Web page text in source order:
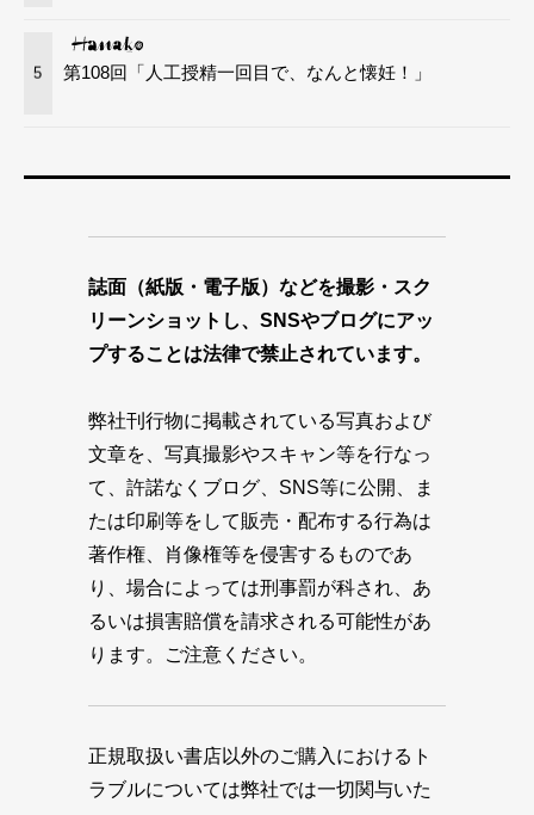
5 第108回「人工授精一回目で、なんと懐妊！」
誌面（紙版・電子版）などを撮影・スク
リーンショットし、SNSやブログにアッ
プすることは法律で禁止されています。
弊社刊行物に掲載されている写真および
文章を、写真撮影やスキャン等を行なっ
て、許諾なくブログ、SNS等に公開、ま
たは印刷等をして販売・配布する行為は
著作権、肖像権等を侵害するものであ
り、場合によっては刑事罰が科され、あ
るいは損害賠償を請求される可能性があ
ります。ご注意ください。
正規取扱い書店以外のご購入におけるト
ラブルについては弊社では一切関与いた